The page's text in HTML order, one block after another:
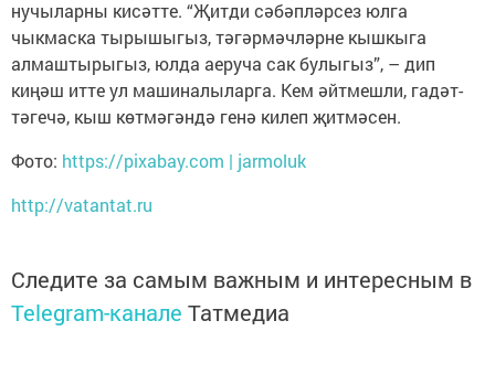
нучыларны кисәтте. “Җитди сәбәпләрсез юлга
чыкмаска тырышыгыз, тәгәрмәчләрне кышкыга
алмаштырыгыз, юлда аеруча сак булыгыз”, – дип
киңәш итте ул машиналыларга. Кем әйтмешли, га­дәт­
тәгечә, кыш көтмә­гәндә генә килеп җитмәсен.
Фото: https://pixabay.com | jarmoluk
http://vatantat.ru
Следите за самым важным и интересным в
Telegram-канале Татмедиа